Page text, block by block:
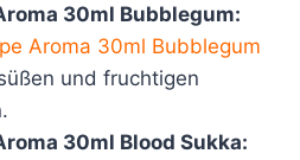
30ml Bubblegum:
Aroma 30ml Bubblegum
und fruchtigen
30ml Blood Sukka: